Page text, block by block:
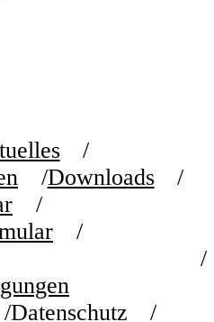
Downloads
Datenschutz